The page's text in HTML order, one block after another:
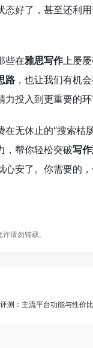
态好了，甚至还利
些在雅思写作上屡
路 ，也让我们有机
力投入到更重要的
在无休止的“搜索枯
，帮你轻松突破写
安了。你需要的，
请勿转载。
测：主流平台功能与性价